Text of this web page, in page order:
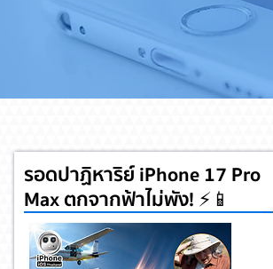
รอดปาฏิหาริย์ iPhone 17 Pro
Max ตกจากฟ้าไม่พัง! ⚡📱